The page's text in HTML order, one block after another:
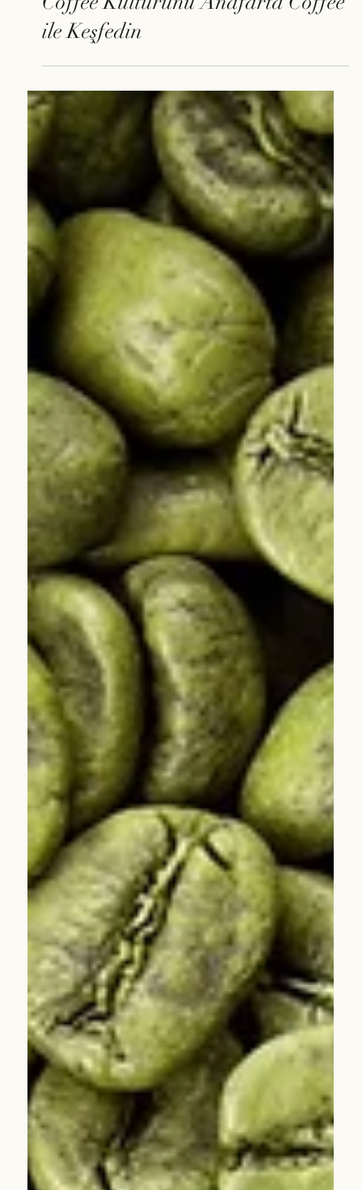
Nitelikli Kahve Nedir? Specialty
Coffee Kültürünü Anafarta Coffee
ile Keşfedin